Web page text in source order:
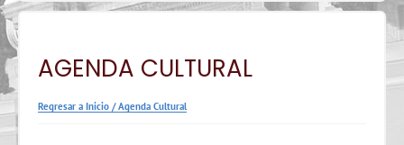
AGENDA CULTURAL
Regresar a Inicio /Agenda Cultural